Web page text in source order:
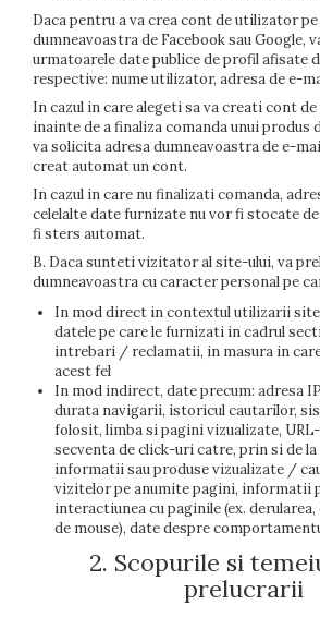
Daca pentru a va crea cont de utilizator
dumneavoastra de Facebook sau Google,
urmatoarele date publice de profil afisate
respective: nume utilizator, adresa de e-
In cazul in care alegeti sa va creati cont
inainte de a finaliza comanda unui produs
va solicita adresa dumneavoastra de e-
creat automat un cont.
In cazul in care nu finalizati comanda,
celelalte date furnizate nu vor fi stocate de
fi sters automat.
B. Daca sunteti vizitator al site-ului, va
dumneavoastra cu caracter personal pe
In mod direct in contextul utilizarii
datele pe care le furnizati in cadrul
intrebari / reclamatii, in masura in
acest fel
In mod indirect, date precum: adresa
durata navigarii, istoricul cautarilor,
folosit, limba si pagini vizualizate,
secventa de click-uri catre, prin si de
informatii sau produse vizualizate /
vizitelor pe anumite pagini, informatii
interactiunea cu paginile (ex.
de mouse), date despre
2. Scopurile si
prelucrarii